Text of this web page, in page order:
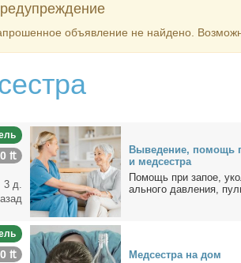
объ­яв­ле­ние не най­де­но.
₶
3 д.
Вы­ве­де­ние, по­мощь
и мед­сест­ра
По­мощь при за­пое,
аль­но­го дав­ле­ния,
₶
Мед­сест­ра на дом